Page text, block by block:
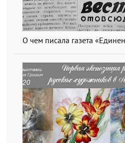
О чем писала газета